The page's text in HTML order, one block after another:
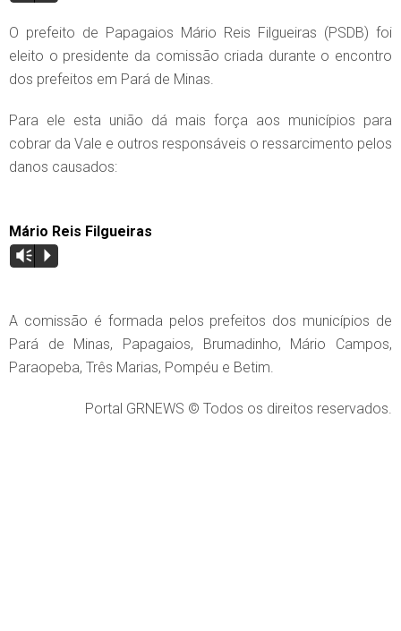
O prefeito de Papagaios Mário Reis Filgueiras (PSDB) foi
eleito o presidente da comissão criada durante o encontro
dos prefeitos em Pará de Minas.
Para ele esta união dá mais força aos municípios para
cobrar da Vale e outros responsáveis o ressarcimento pelos
danos causados:
Mário Reis Filgueiras
Vm P
A comissão é formada pelos prefeitos dos municípios de
Pará de Minas, Papagaios, Brumadinho, Mário Campos,
Paraopeba, Três Marias, Pompéu e Betim.
Portal GRNEWS © Todos os direitos reservados.